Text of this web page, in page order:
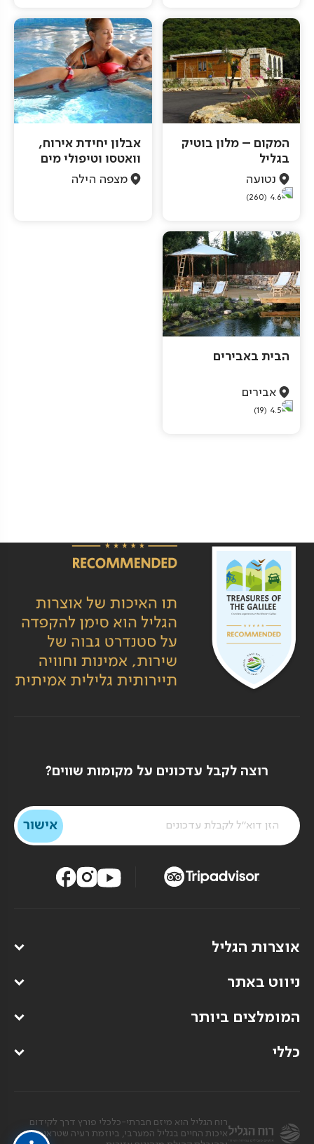
המקום – מלון בוטיק
בגליל
נטועה
4.6
(260)
אבלון יחידת אירוח,
וואטסו וטיפולי מים
מצפה הילה
הבית באבירים
אבירים
4.5
(19)
רוצה לקבל עדכונים על מקומות שווים?
אוצרות הגליל
ניווט באתר
המומלצים ביותר
כללי
רוח הגליל הוא מיזם חברתי-כלכלי פורץ דרך לקידום
איכות החיים בגליל המערבי, ביוזמת רעיה שטראוס